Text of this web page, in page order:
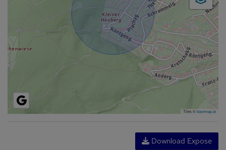
Tiles ©basemap.at
Download Expose